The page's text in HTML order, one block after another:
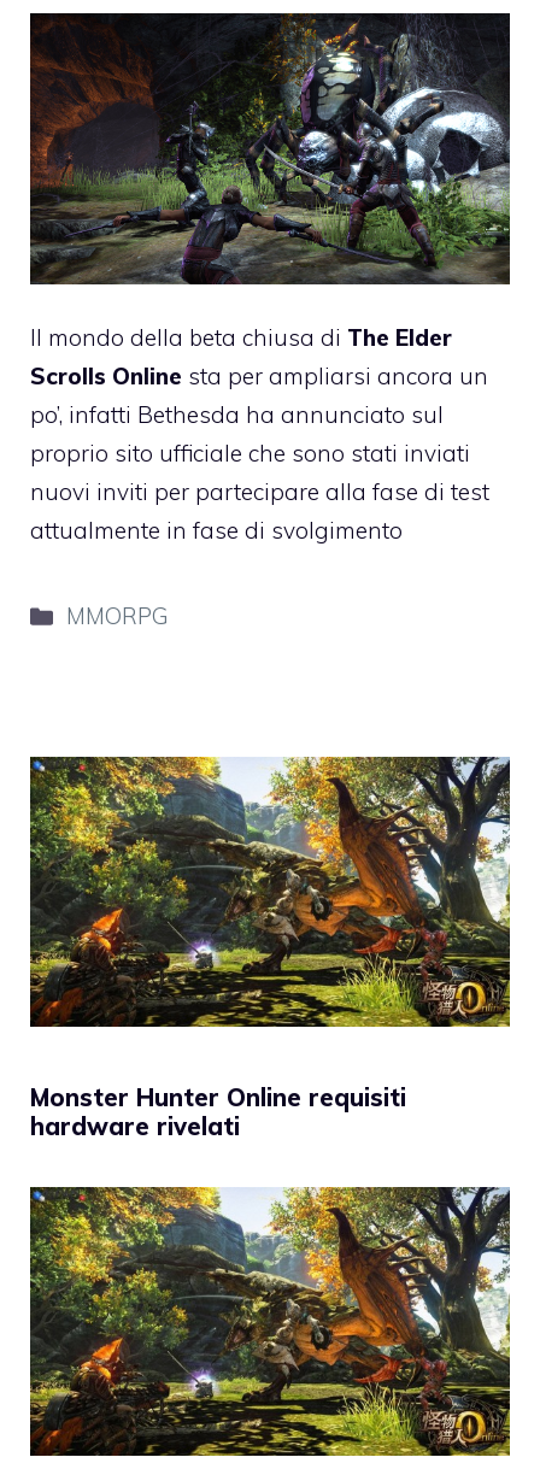
Il mondo della beta chiusa di The Elder
Scrolls Online sta per ampliarsi ancora un
po’, infatti Bethesda ha annunciato sul
proprio sito ufficiale che sono stati inviati
nuovi inviti per partecipare alla fase di test
attualmente in fase di svolgimento
Categorie
MMORPG
Monster Hunter Online requisiti
hardware rivelati